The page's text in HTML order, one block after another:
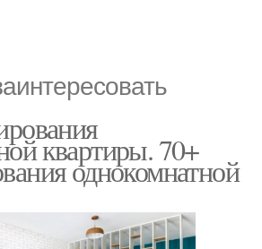
квартиры. 70+
однокомнатной